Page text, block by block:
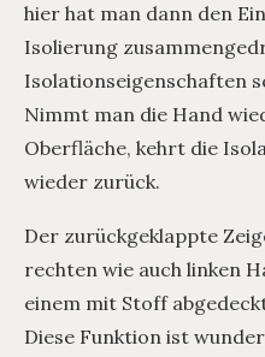
hier hat man dann den
Isolierung
Isolationseigenschaften
Nimmt man die Hand
Oberfläche, kehrt die
wieder zurück.
Der zurückgeklappte
rechten wie auch linken
einem mit Stoff
Diese Funktion ist